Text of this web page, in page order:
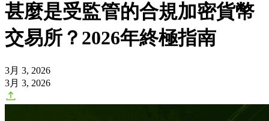
甚麼是受監管的合規加密貨幣
交易所？2026年終極指南
3月 3, 2026
3月 3, 2026